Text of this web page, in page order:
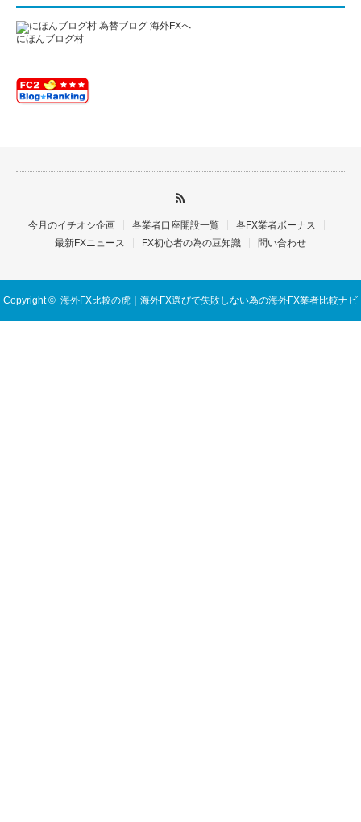
にほんブログ村
今月のイチオシ企画 各業者口座開設一覧
各FX業者ボーナス
最新FXニュース
FX初心者の為の豆知識 問い合わせ
Copyright © 海外FX比較の虎｜海外FX選びで失敗しない為の海外FX業者比較ナビ